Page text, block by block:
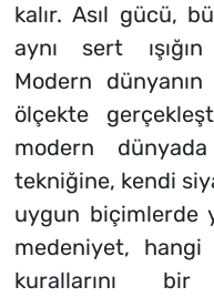
kalır. Asıl gücü,
aynı sert ışığın
Modern
ölçekte
modern
tekniğine, kendi
uygun biçimlerde
medeniyet,
kurallarını bir